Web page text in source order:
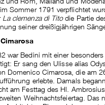
Sommer 1791 verpflichtet
La clemenza di Titodie Partie
seiner dreißigjährigen
war Bedini mit einer
Er sang den Ulisse alias
Domenico Cimarosa, die am
erlebte. Damals
am Festtag des Hl.
Weihnachtsfeiertag. Das